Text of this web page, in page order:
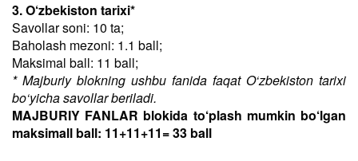
3. O‘zbekiston tarixi*
Savollar soni: 10 ta;
Baholash mezoni: 1.1 ball;
Maksimal ball: 11 ball;
* Majburiy blokning ushbu fanida faqat O‘zbekiston tarixi
bo‘yicha savollar beriladi.
MAJBURIY FANLAR blokida to‘plash mumkin bo‘lgan
maksimall ball: 11+11+11= 33 ball